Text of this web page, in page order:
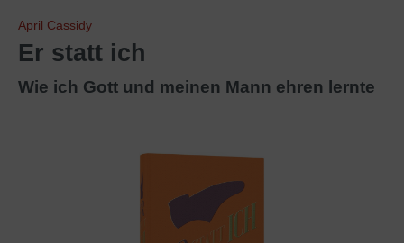
April Cassidy
Er statt ich
Wie ich Gott und meinen Mann ehren lernte